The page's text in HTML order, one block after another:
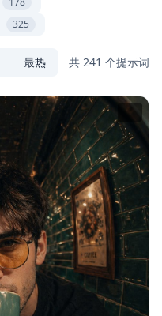
325
最热 共 241 个提示词